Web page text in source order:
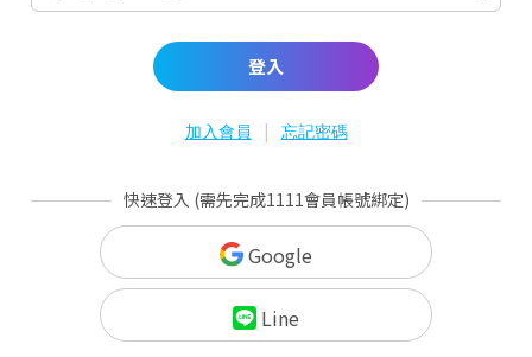
登入
加入會員 | 忘記密碼
快速登入 (需先完成1111會員帳號綁定)
Google
Line